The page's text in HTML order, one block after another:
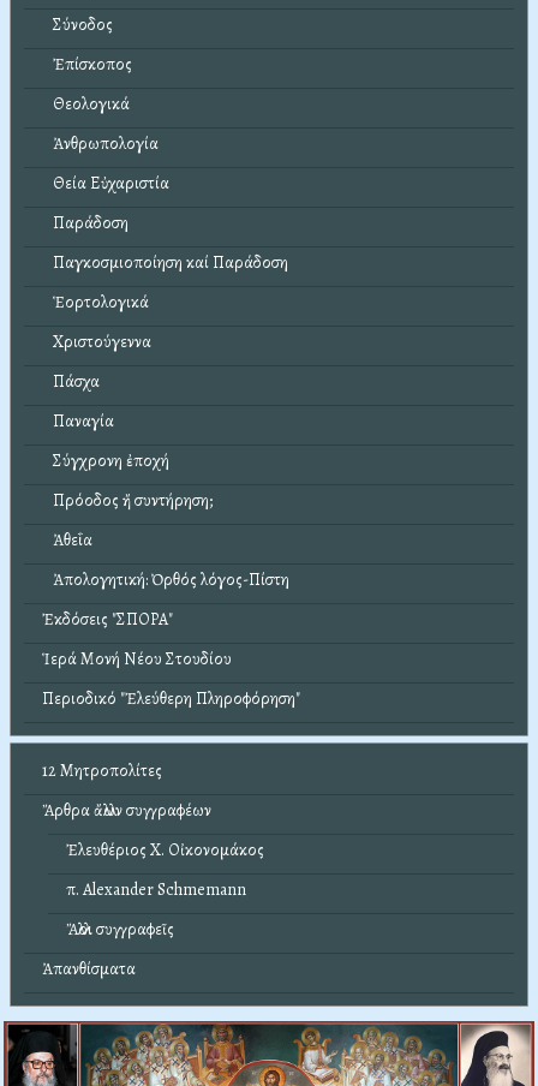
Σύνοδος
Ἐπίσκοπος
Θεολογικά
Ἀνθρωπολογία
Θεία Εὐχαριστία
Παράδοση
Παγκοσμιοποίηση καί Παράδοση
Ἑορτολογικά
Χριστούγεννα
Πάσχα
Παναγία
Σύγχρονη ἐποχή
Πρόοδος ἤ συντήρηση;
Ἀθεΐα
Ἀπολογητική: Ὀρθός λόγος-Πίστη
Ἐκδόσεις "ΣΠΟΡΑ"
Ἱερά Μονή Νέου Στουδίου
Περιοδικό "Ἐλεύθερη Πληροφόρηση"
12 Μητροπολίτες
Ἄρθρα ἄλλων συγγραφέων
Ἐλευθέριος Χ. Οἰκονομάκος
π. Alexander Schmemann
Ἄλλοι συγγραφεῖς
Ἀπανθίσματα